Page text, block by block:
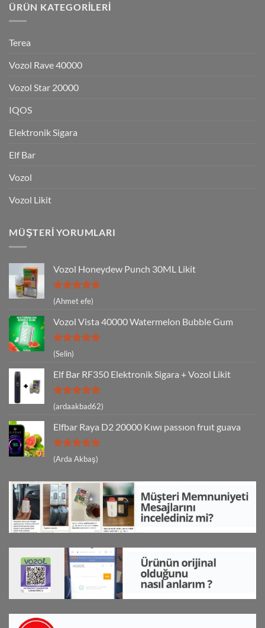
ÜRÜN KATEGORILERI
Terea
Vozol Rave 40000
Vozol Star 20000
IQOS
Elektronik Sigara
Elf Bar
Vozol
Vozol Likit
MÜŞTERI YORUMLARI
Vozol Honeydew Punch 30ML Likit
5 üzerinden
5
(Ahmet efe)
Vozol Vista 40000 Watermelon Bubble Gum
5 üzerinden
5
oy aldı
(Selin)
Elf Bar RF350 Elektronik Sigara + Vozol Likit
5 üzerinden
5
(ardaakbad62)
Elfbar Raya D2 20000 Kıwı passıon fruıt guava
5 üzerinden
5
(Arda Akbaş)